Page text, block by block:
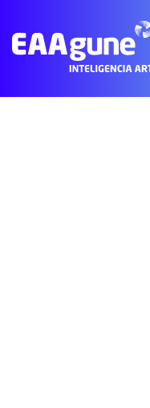
© 2021 EAAgune.Aviso